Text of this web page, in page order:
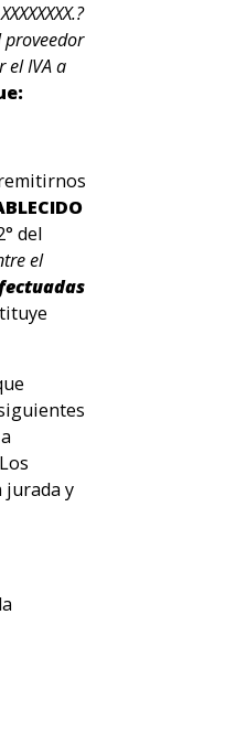
proveedor
el IVA a
del
el
Los
jurada y